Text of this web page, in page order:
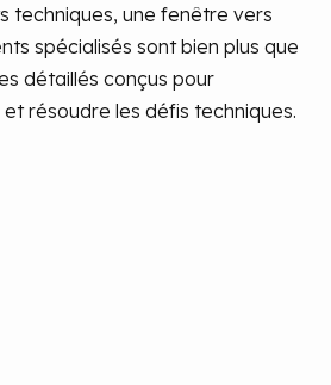
techniques, une fenêtre vers
spécialisés sont bien plus que
détaillés conçus pour
résoudre les défis techniques.